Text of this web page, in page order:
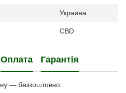
Украина
CBD
Оплата Гарантія
— безкоштовно.